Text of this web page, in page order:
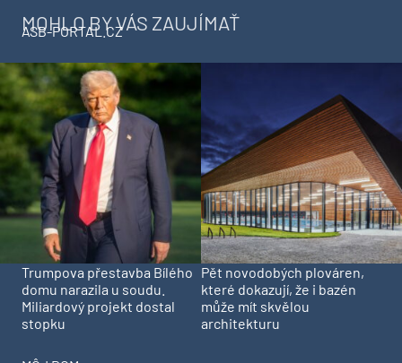
MOHLO BY VÁS ZAUJÍMAŤ
ASB-PORTAL.CZ
Trumpova přestavba Bílého
domu narazila u soudu.
Miliardový projekt dostal
stopku
Pět novodobých plováren,
které dokazují, že i bazén
může mít skvělou
architekturu